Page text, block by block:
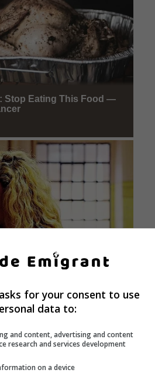
for your consent to use
data to:
and content, advertising and content
research and services development
on a device